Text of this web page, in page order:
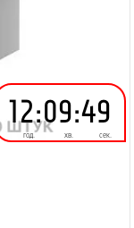
12
год.
:09
хв.
:49
сек.